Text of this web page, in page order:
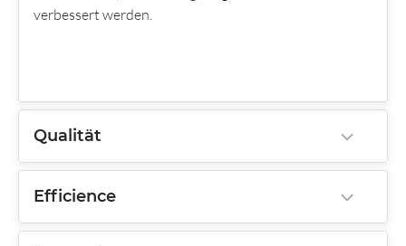
verbessert werden.
Qualität
Efficience